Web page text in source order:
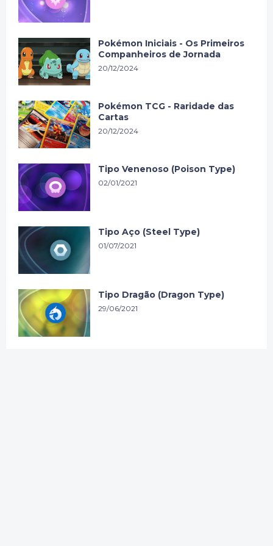
Pokémon Iniciais - Os Primeiros
Companheiros de Jornada
20/12/2024
Pokémon TCG - Raridade das
Cartas
20/12/2024
Tipo Venenoso (Poison Type)
02/01/2021
Tipo Aço (Steel Type)
01/07/2021
Tipo Dragão (Dragon Type)
29/06/2021